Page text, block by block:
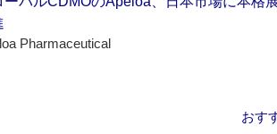
Pharmaceutical
おす